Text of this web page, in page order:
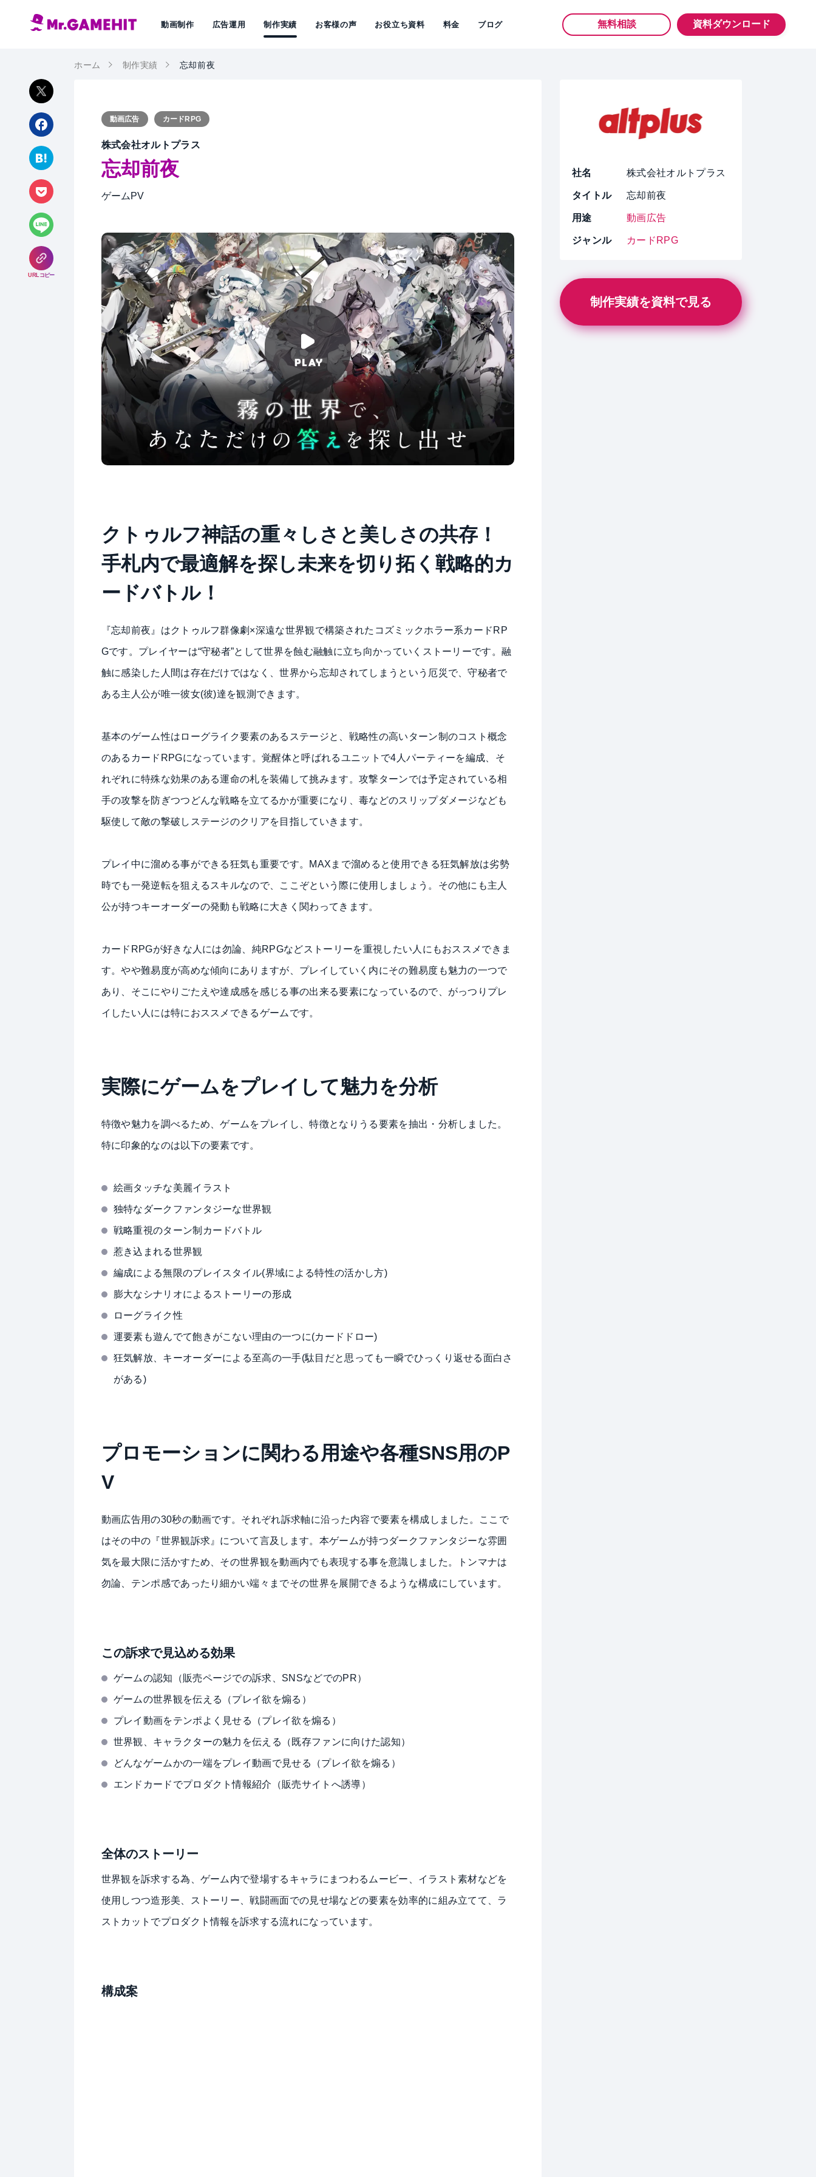
動画制作 広告運用 制作実績 お客様の声 お役立ち資料 料金 ブログ 資料ダウンロード
無料相談
ホーム 制作実績 忘却前夜
URLコピー
動画広告 カードRPG
株式会社オルトプラス
忘却前夜
ゲームPV
クトゥルフ神話の重々しさと美しさの共存！
手札内で最適解を探し未来を切り拓く戦略的カ
ードバトル！
『忘却前夜』はクトゥルフ群像劇×深遠な世界観で構築されたコズミックホラー系カードRP
Gです。プレイヤーは“守秘者”として世界を蝕む融触に立ち向かっていくストーリーです。融
触に感染した人間は存在だけではなく、世界から忘却されてしまうという厄災で、守秘者で
ある主人公が唯一彼女(彼)達を観測できます。
基本のゲーム性はローグライク要素のあるステージと、戦略性の高いターン制のコスト概念
のあるカードRPGになっています。覚醒体と呼ばれるユニットで4人パーティーを編成、そ
れぞれに特殊な効果のある運命の札を装備して挑みます。攻撃ターンでは予定されている相
手の攻撃を防ぎつつどんな戦略を立てるかが重要になり、毒などのスリップダメージなども
駆使して敵の撃破しステージのクリアを目指していきます。
プレイ中に溜める事ができる狂気も重要です。MAXまで溜めると使用できる狂気解放は劣勢
時でも一発逆転を狙えるスキルなので、ここぞという際に使用しましょう。その他にも主人
公が持つキーオーダーの発動も戦略に大きく関わってきます。
カードRPGが好きな人には勿論、純RPGなどストーリーを重視したい人にもおススメできま
す。やや難易度が高めな傾向にありますが、プレイしていく内にその難易度も魅力の一つで
あり、そこにやりごたえや達成感を感じる事の出来る要素になっているので、がっつりプレ
イしたい人には特におススメできるゲームです。
実際にゲームをプレイして魅力を分析
特徴や魅力を調べるため、ゲームをプレイし、特徴となりうる要素を抽出・分析しました。
特に印象的なのは以下の要素です。
絵画タッチな美麗イラスト
独特なダークファンタジーな世界観
戦略重視のターン制カードバトル
惹き込まれる世界観
編成による無限のプレイスタイル(界域による特性の活かし方)
膨大なシナリオによるストーリーの形成
ローグライク性
運要素も遊んでて飽きがこない理由の一つに(カードドロー)
狂気解放、キーオーダーによる至高の一手(駄目だと思っても一瞬でひっくり返せる面白さ
がある)
プロモーションに関わる用途や各種SNS用のP
V
動画広告用の30秒の動画です。それぞれ訴求軸に沿った内容で要素を構成しました。ここで
はその中の『世界観訴求』について言及します。本ゲームが持つダークファンタジーな雰囲
気を最大限に活かすため、その世界観を動画内でも表現する事を意識しました。トンマナは
勿論、テンポ感であったり細かい端々までその世界を展開できるような構成にしています。
この訴求で見込める効果
ゲームの認知（販売ページでの訴求、SNSなどでのPR）
ゲームの世界観を伝える（プレイ欲を煽る）
プレイ動画をテンポよく見せる（プレイ欲を煽る）
世界観、キャラクターの魅力を伝える（既存ファンに向けた認知）
どんなゲームかの一端をプレイ動画で見せる（プレイ欲を煽る）
エンドカードでプロダクト情報紹介（販売サイトへ誘導）
全体のストーリー
世界観を訴求する為、ゲーム内で登場するキャラにまつわるムービー、イラスト素材などを
使用しつつ造形美、ストーリー、戦闘画面での見せ場などの要素を効率的に組み立てて、ラ
ストカットでプロダクト情報を訴求する流れになっています。
構成案
社名 株式会社オルトプラス
タイトル 忘却前夜
用途 動画広告
ジャンル カードRPG
制作実績を資料で見る